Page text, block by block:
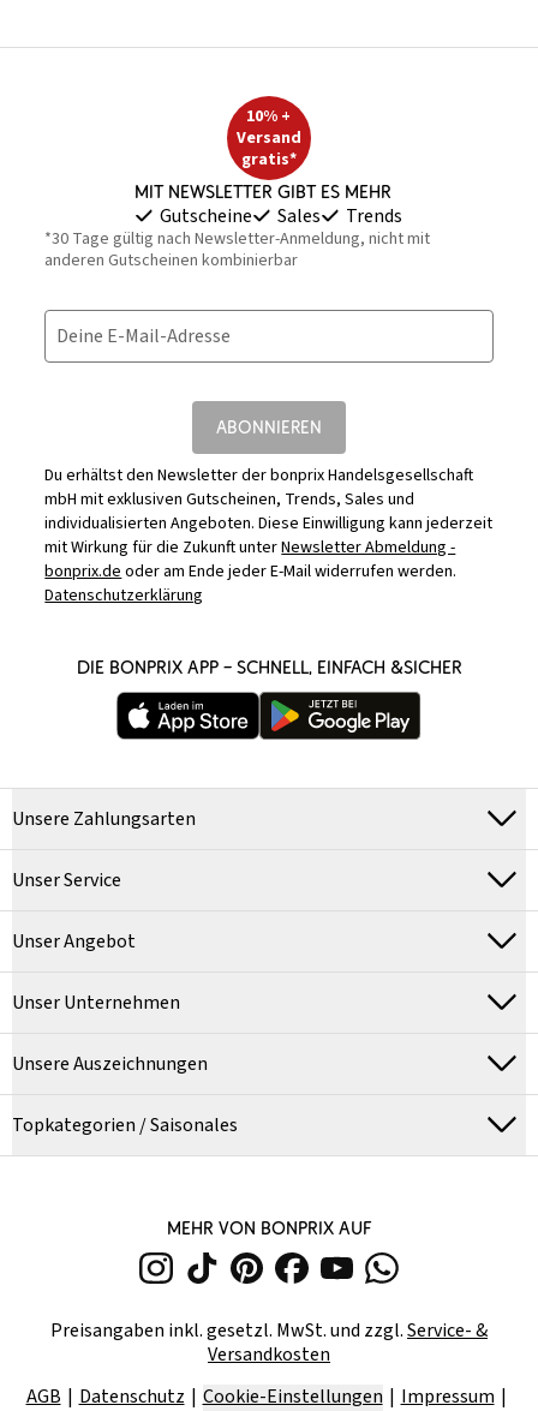
10% +
Versand
gratis*
Mit Newsletter gibt es mehr
Gutscheine Sales Trends
*30 Tage gültig nach Newsletter-Anmeldung, nicht mit
anderen Gutscheinen kombinierbar
Deine E-Mail-Adresse
ABONNIEREN
Du erhältst den Newsletter der bonprix Handelsgesellschaft
mbH mit exklusiven Gutscheinen, Trends, Sales und
individualisierten Angeboten. Diese Einwilligung kann jederzeit
mit Wirkung für die Zukunft unterNewsletter Abmeldung -
bonprix.deoder am Ende jeder E-Mail widerrufen werden.
Datenschutzerklärung
DIE BONPRIX APP – SCHNELL, EINFACH &SICHER
Unsere Zahlungsarten
Unser Service
Unser Angebot
Unser Unternehmen
Unsere Auszeichnungen
Topkategorien / Saisonales
MEHR VON BONPRIX AUF
Preisangaben inkl. gesetzl. MwSt. und zzgl.Service- &
Versandkosten
AGB
Datenschutz Cookie-Einstellungen Impressum